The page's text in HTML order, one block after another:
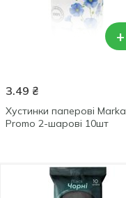
+
3.49 ₴
Хустинки паперові Marka
Promo 2-шарові 10шт